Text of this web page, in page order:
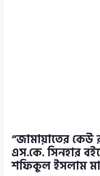
“জামায়াতের কেউ
এস.কে. সিনহার
শফিকুল ইসলাম